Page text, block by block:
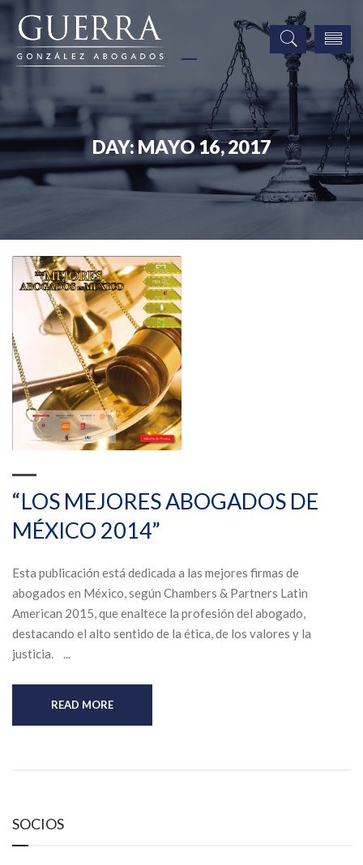
DAY:MAYO 16, 2017
“LOS MEJORES ABOGADOS DE
MÉXICO 2014”
Esta publicación está dedicada a las mejores firmas de
abogados en México, según Chambers & Partners Latin
American 2015, que enaltece la profesión del abogado,
destacando el alto sentido de la ética, de los valores y la
justicia. ...
READ MORE
SOCIOS